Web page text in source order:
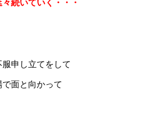
続いていく・・・
申し立てをして
面と向かって